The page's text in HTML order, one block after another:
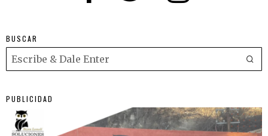
BUSCAR
PUBLICIDAD